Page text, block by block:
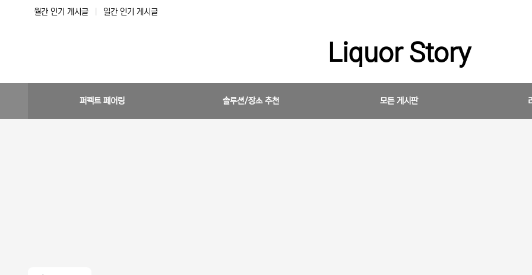
월간 인기 게시글 일간 인기 게시글
Liquor Story
퍼펙트 페어링 솔루션/장소 추천 모든 게시판